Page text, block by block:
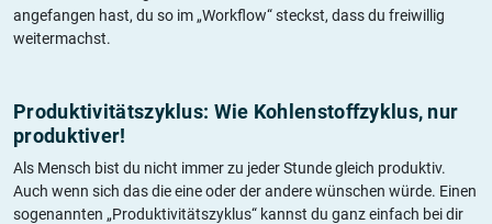
angefangen hast, du so im „Workflow“ steckst, dass du freiwillig
weitermachst.
Produktivitätszyklus: Wie Kohlenstoffzyklus, nur
produktiver!
Als Mensch bist du nicht immer zu jeder Stunde gleich produktiv.
Auch wenn sich das die eine oder der andere wünschen würde. Einen
sogenannten „Produktivitätszyklus“ kannst du ganz einfach bei dir